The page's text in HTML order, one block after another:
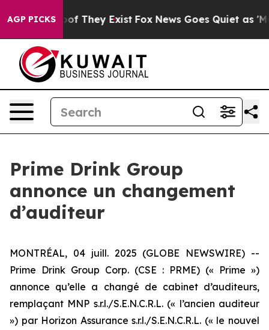
AGP PICKS
no Proof They Exist Fox News Goes Quiet as
Prime Drink Group
annonce un changement
d’auditeur
MONTRÉAL, 04 juill. 2025 (GLOBE NEWSWIRE) --
Prime Drink Group Corp. (CSE : PRME) (« Prime »)
annonce qu’elle a changé de cabinet d’auditeurs,
remplaçant MNP s.r.l./S.E.N.C.R.L. (« l’ancien auditeur
») par Horizon Assurance s.r.l./S.E.N.C.R.L. (« le nouvel